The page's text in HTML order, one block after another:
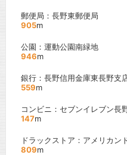
郵便局：長野東郵便局
905m
公園：運動公園南緑地
946m
銀行：長野信用金庫東長野支
559m
コンビニ：セブンイレブン長
147m
ドラックストア：アメリカン
809m